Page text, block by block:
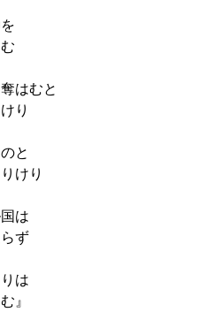
はむと
り
と
けり
は
ず
は
』